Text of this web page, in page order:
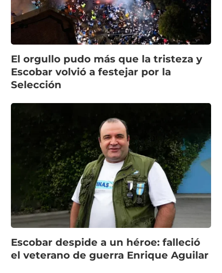
El orgullo pudo más que la tristeza y
Escobar volvió a festejar por la
Selección
Escobar despide a un héroe: falleció
el veterano de guerra Enrique Aguilar